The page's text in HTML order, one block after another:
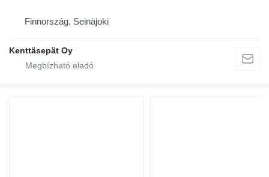
Finnország, Seinäjoki
Kenttäsepät Oy